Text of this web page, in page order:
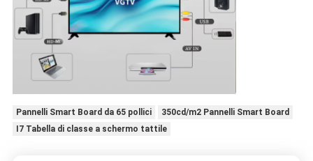
Pannelli Smart Board da 65 pollici
350cd/m2 Pannelli Smart Board
I7 Tabella di classe a schermo tattile